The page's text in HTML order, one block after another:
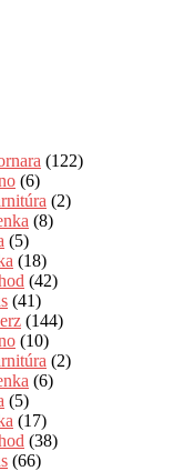
(122)
(6)
(2)
(8)
(5)
(18)
(42)
(41)
(144)
(10)
(2)
(6)
(5)
(17)
(38)
(66)